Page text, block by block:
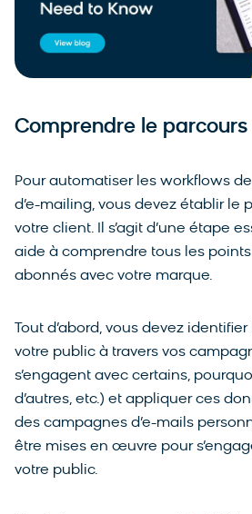
Comprendre le
Pour automatiser les workflows
d’e-mailing, vous devez établir le
votre client. Il s’agit d’une étape
aide à comprendre tous les
abonnés avec votre marque.
Tout d’abord, vous devez
votre public à travers vos
s’engagent avec certains,
d’autres, etc.) et appliquer ces
des campagnes d’e-mails
être mises en œuvre pour
votre public.